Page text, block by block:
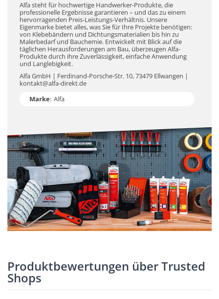
Alfa steht für hochwertige Handwerker-Produkte, die
professionelle Ergebnisse garantieren – und das zu einem
hervorragenden Preis-Leistungs-Verhältnis. Unsere
Eigenmarke bietet alles, was Sie für Ihre Projekte benötigen:
von Klebebändern und Dichtungsmaterialien bis hin zu
Malerbedarf und Bauchemie. Entwickelt mit Blick auf die
täglichen Herausforderungen am Bau, überzeugen Alfa-
Produkte durch ihre Zuverlässigkeit, einfache Anwendung
und Langlebigkeit.
Alfa GmbH | Ferdinand-Porsche-Str. 10, 73479 Ellwangen |
kontakt@alfa-direkt.de
Marke: Alfa
Produktbewertungen über Trusted
Shops